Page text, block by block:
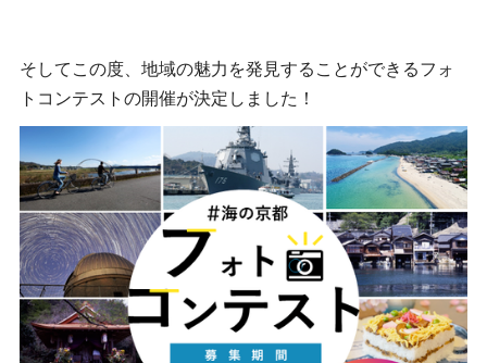
そしてこの度、地域の魅力を発見することができるフォ
トコンテストの開催が決定しました！